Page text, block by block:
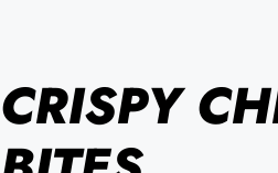
CRISPY